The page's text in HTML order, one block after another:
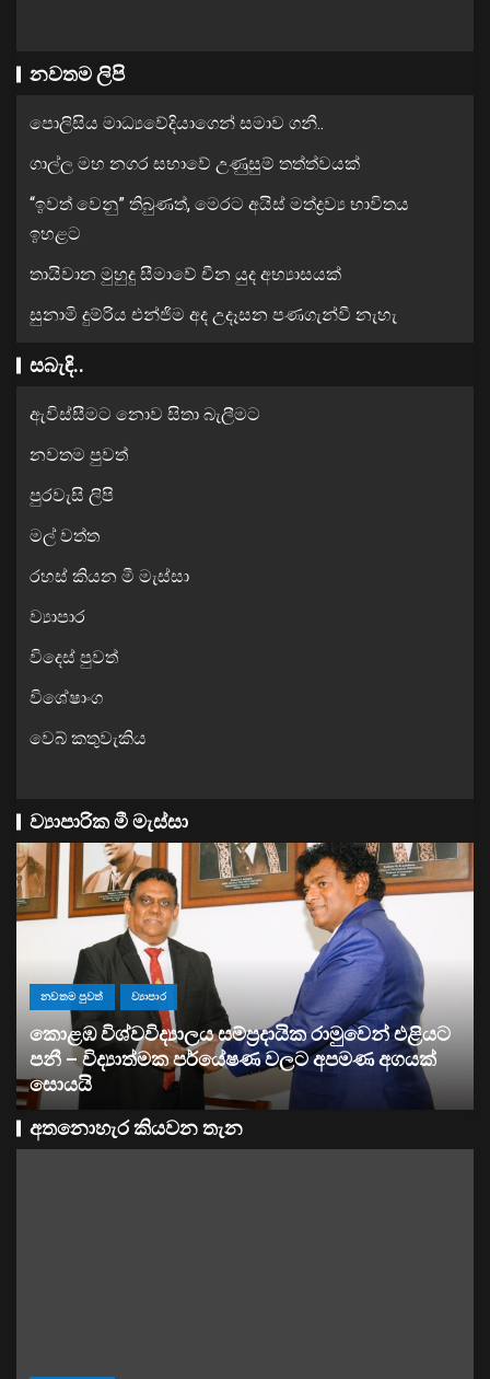
නවතම ලිපි
පොලිසිය මාධ්‍යවේදියාගෙන් සමාව ගනී..
ගාල්ල මහ නගර සභාවේ උණුසුම් තත්ත්වයක්
“ඉවත් වෙනු” තිබුණත්, මෙරට අයිස් මත්ද්‍රව්‍ය භාවිතය
ඉහළට
තායිවාන මුහුදු සීමාවේ චීන යුද අභ්‍යාසයක්
සුනාමි දුම්රිය එන්ජිම අද උදෑසන පණගැන්වී නැහැ
සබැඳි..
ඇවිස්සීමට නොව සිතා බැලීමට
නවතම පුවත්
පුරවැසි ලිපි
මල් වත්ත
රහස් කියන මී මැස්සා
ව්‍යාපාර
විදෙස් පුවත්
විශේෂාංග
වෙබ් කතුවැකිය
ව්‍යාපාරික මී මැස්සා
එළියට
ව්‍යාපාර
සතොසෙන් සුපර් වැඩක් ..
අතනොහැර කියවන තැන